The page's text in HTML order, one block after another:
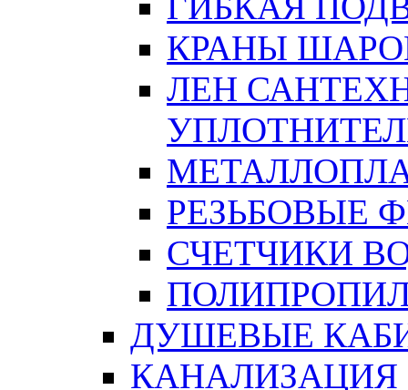
КРАНЫ
ЛЕН
РЕЗЬБОВЫЕ
СЧЕТЧИКИ
ДУШЕВЫЕ
КАНАЛИЗАЦИЯ